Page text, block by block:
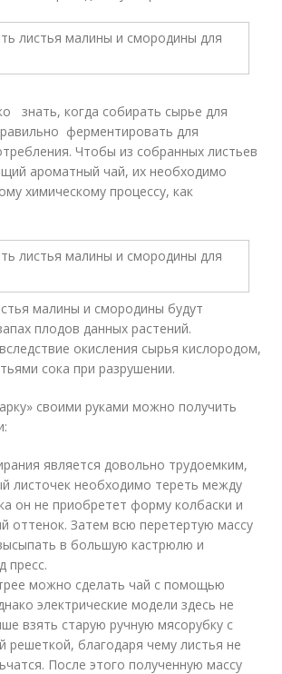
знать, когда собирать сырье для
ферментировать для
Чтобы из собранных листьев
ароматный чай, их необходимо
химическому процессу, как
малины и смородины будут
плодов данных растений.
окисления сырья кислородом,
сока при разрушении.
своими руками можно получить
является довольно трудоемким,
листочек необходимо тереть между
он не приобретет форму колбаски и
оттенок. Затем всю перетертую массу
в большую кастрюлю и
пресс.
можно сделать чай с помощью
электрические модели здесь не
взять старую ручную мясорубку с
решеткой, благодаря чему листья не
После этого полученную массу